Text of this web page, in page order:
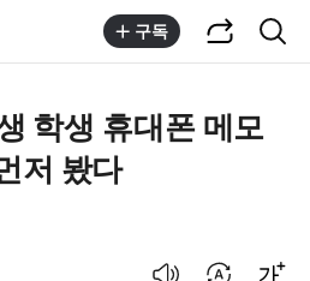
구독
학생 휴대폰 메모
저 봤다